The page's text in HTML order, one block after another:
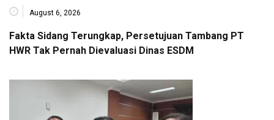
August 6, 2026
Fakta Sidang Terungkap, Persetujuan Tambang PT
HWR Tak Pernah Dievaluasi Dinas ESDM